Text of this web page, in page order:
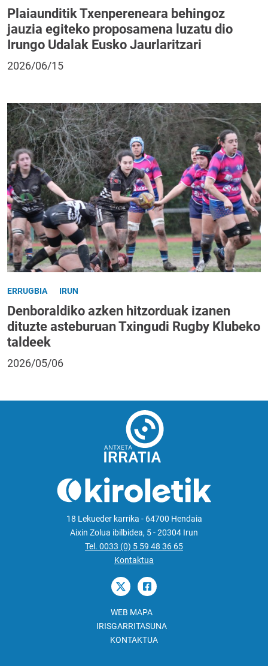
Plaiaunditik Txenpereneara behingoz
jauzia egiteko proposamena luzatu dio
Irungo Udalak Eusko Jaurlaritzari
2026/06/15
ERRUGBIA IRUN
Denboraldiko azken hitzorduak izanen
dituzte asteburuan Txingudi Rugby Klubeko
taldeek
2026/05/06
18 Lekueder karrika - 64700 Hendaia
Aixin Zolua ibilbidea, 5 - 20304 Irun
Tel. 0033 (0) 5 59 48 36 65
Kontaktua
WEB MAPA
IRISGARRITASUNA
KONTAKTUA